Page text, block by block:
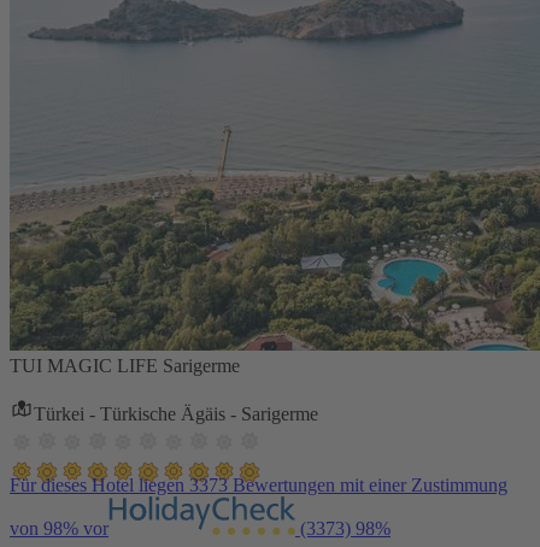
TUI MAGIC LIFE Sarigerme
Türkei - Türkische Ägäis - Sarigerme
Für dieses Hotel liegen 3373 Bewertungen mit einer Zustimmung
von 98% vor (3373) 98%